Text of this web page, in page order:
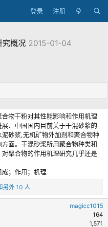
登录 注册
究概况 2015-01-04
物干粉对其性能影响和作用机理
、中国国内目前关于干混砂浆的
砂浆,无机矿物外加剂和聚合物种
面。干混砂浆所用聚合物种类和
聚合物的作用机理研究几乎还是
；作用；机理
另外 10 人
magicc1015
164
1,571